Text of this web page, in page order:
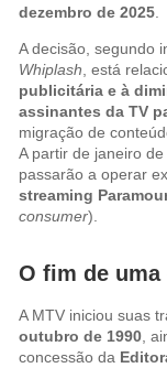
dezembro de 2025
A decisão, segundo
Whiplash, está
publicitária e à
assinantes da TV
migração de
A partir de janeiro
passarão a operar
streaming
consumer).
O fim de uma
A MTV iniciou suas
outubro de 1990 ,
concessão da